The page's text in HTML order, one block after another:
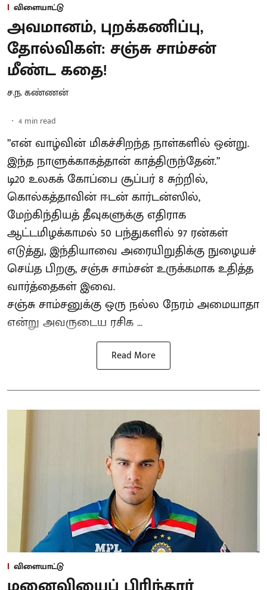
விளையாட்டு
அவமானம், புறக்கணிப்பு,
தோல்விகள்: சஞ்சு சாம்சன்
மீண்ட கதை!
ச.ந. கண்ணன்
4 min read
”என் வாழ்வின் மிகச்சிறந்த நாள்களில் ஒன்று.
இந்த நாளுக்காகத்தான் காத்திருந்தேன்.”
டி20 உலகக் கோப்பை சூப்பர் 8 சுற்றில்,
கொல்கத்தாவின் ஈடன் கார்டன்ஸில்,
மேற்கிந்தியத் தீவுகளுக்கு எதிராக
ஆட்டமிழக்காமல் 50 பந்துகளில் 97 ரன்கள்
எடுத்து, இந்தியாவை அரையிறுதிக்கு நுழையச்
செய்த பிறகு, சஞ்சு சாம்சன் உருக்கமாக உதித்த
வார்த்தைகள் இவை.
சஞ்சு சாம்சனுக்கு ஒரு நல்ல நேரம் அமையாதா
என்று அவருடைய ரசிக ...
Read More
விளையாட்டு